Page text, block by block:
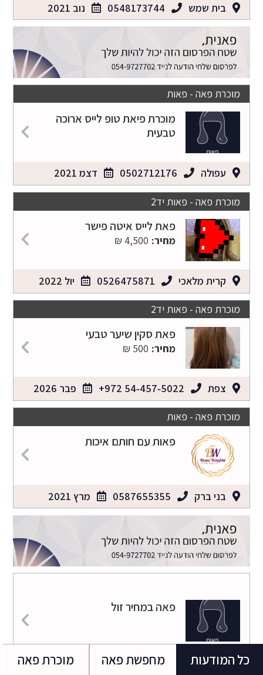
בית שמש 0548173744 נוב 2021
מוכרת פאה - פאות
מוכרת פיאת טופ לייס ארוכה
טבעית
עפולה 0502712176 דצמ 2021
מוכרת פאה - פאות יד2
פאת לייס איטה פישר
מחיר: 4,500 ₪
קרית מלאכי 0526475871 יול 2022
מוכרת פאה - פאות יד2
פאת סקין שיער טבעי
מחיר: 500 ₪
צפת ‪+972 54‑457‑5022‬ פבר 2026
מוכרת פאה - פאות
פאות עם חותם איכות
בני ברק 0587655355 מרץ 2021
פאה במחיר זול
בית שמש 058-4760098 אפר 2021 כל המודעות מחפשת פאה מוכרת פאה